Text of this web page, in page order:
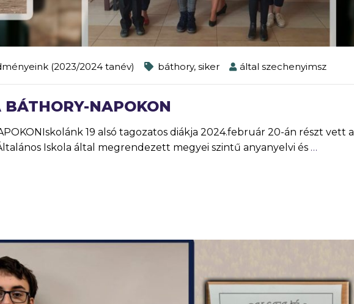
(2023/2024 tanév) báthory, siker által szechenyimsz
BÁTHORY-NAPOKON
19 alsó tagozatos diákja 2024.február 20-án részt vett a
Iskola által megrendezett megyei szintű anyanyelvi és …